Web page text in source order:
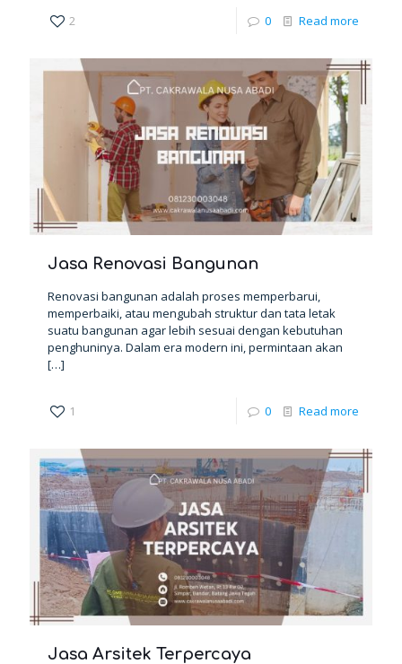
2 0 Read more
Jasa Renovasi Bangunan
Renovasi bangunan adalah proses memperbarui,
memperbaiki, atau mengubah struktur dan tata letak
suatu bangunan agar lebih sesuai dengan kebutuhan
penghuninya. Dalam era modern ini, permintaan akan
[…]
1 0 Read more
Jasa Arsitek Terpercaya